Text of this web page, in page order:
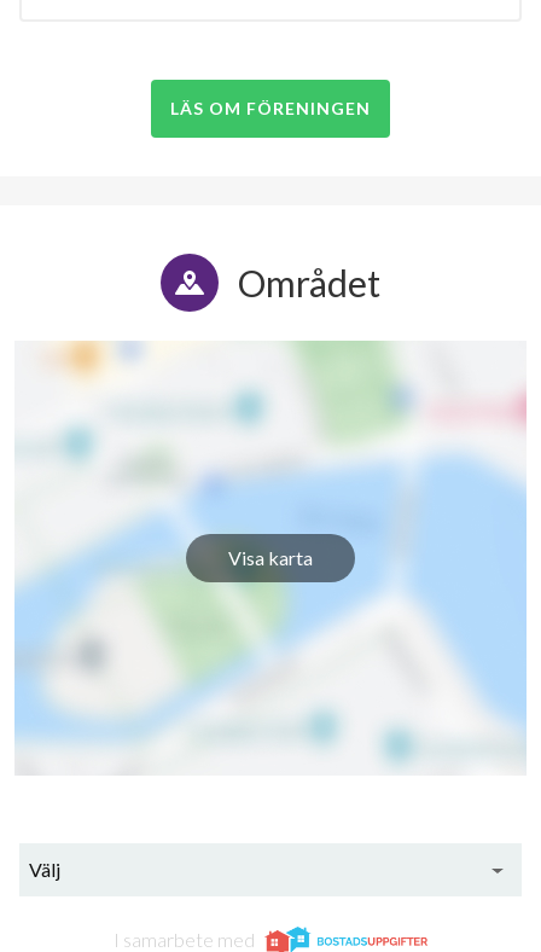
LÄS OM FÖRENINGEN
Området
Visa karta
Välj
I samarbete med